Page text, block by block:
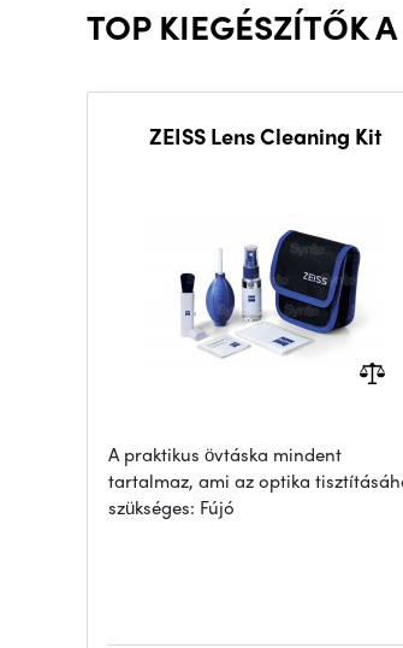
TOP KIEGÉSZÍTŐK
ZEISS Lens Cleaning Kit
A praktikus övtáska mindent
tartalmaz, ami az optika
szükséges: Fújó